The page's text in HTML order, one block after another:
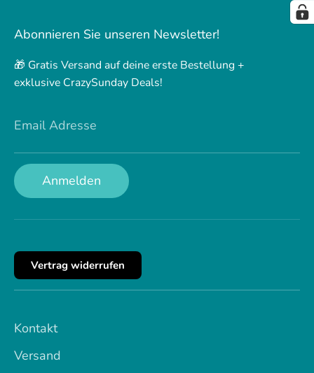
Abonnieren Sie unseren Newsletter!
🎁 Gratis Versand auf deine erste Bestellung +
exklusive CrazySunday Deals!
Email Adresse
Anmelden
Vertrag widerrufen
Kontakt
Versand